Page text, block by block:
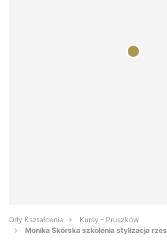
Orły Kształcenia
Kursy - Pruszków
Monika Skórska szkolenia stylizacja rzes